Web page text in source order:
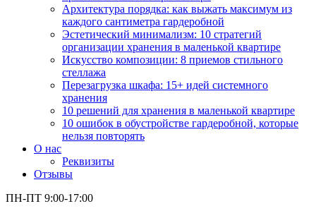
Архитектура порядка: как выжать максимум из
каждого сантиметра гардеробной
Эстетический минимализм: 10 стратегий
организации хранения в маленькой квартире
Искусство композиции: 8 приемов стильного
стеллажа
Перезагрузка шкафа: 15+ идей системного
хранения
10 решений для хранения в маленькой квартире
10 ошибок в обустройстве гардеробной, которые
нельзя повторять
О нас
Реквизиты
Отзывы
ПН-ПТ 9:00-17:00